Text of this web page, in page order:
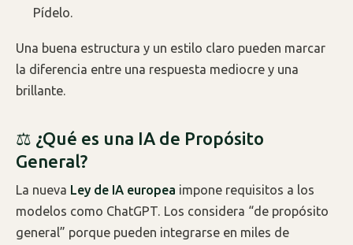
Pídelo.
Una buena estructura y un estilo claro pueden marcar
la diferencia entre una respuesta mediocre y una
brillante.
⚖️ ¿Qué es una IA de Propósito
General?
La nueva Ley de IA europea impone requisitos a los
modelos como ChatGPT. Los considera “de propósito
general” porque pueden integrarse en miles de